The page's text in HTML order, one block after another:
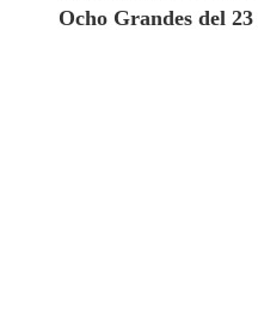
Ocho Grandes del